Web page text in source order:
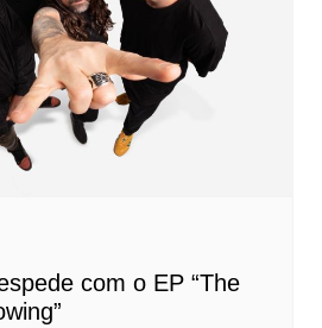
com o EP “The